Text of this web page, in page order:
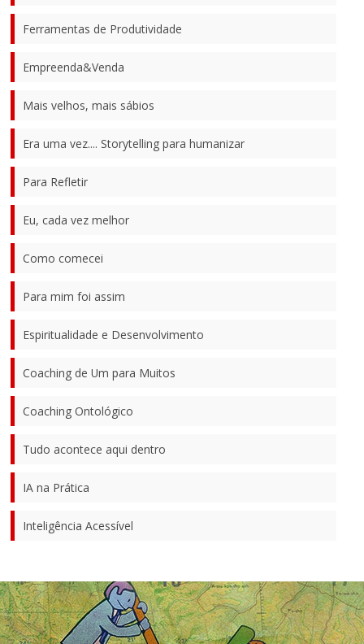
Ferramentas de Produtividade
Empreenda&Venda
Mais velhos, mais sábios
Era uma vez.... Storytelling para humanizar
Para Refletir
Eu, cada vez melhor
Como comecei
Para mim foi assim
Espiritualidade e Desenvolvimento
Coaching de Um para Muitos
Coaching Ontológico
Tudo acontece aqui dentro
IA na Prática
Inteligência Acessível